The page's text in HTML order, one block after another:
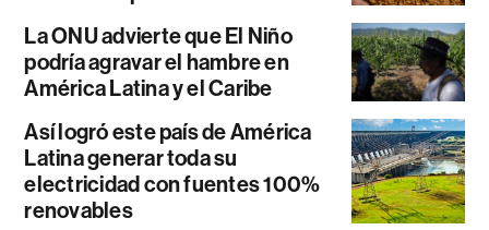
La ONU advierte que El Niño
podría agravar el hambre en
América Latina y el Caribe
Así logró este país de América
Latina generar toda su
electricidad con fuentes 100%
renovables